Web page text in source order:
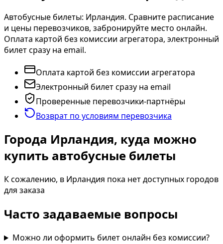
Автобусные билеты: Ирландия. Сравните расписание
и цены перевозчиков, забронируйте место онлайн.
Оплата картой без комиссии агрегатора, электронный
билет сразу на email.
Оплата картой без комиссии агрегатора
Электронный билет сразу на email
Проверенные перевозчики-партнёры
Возврат по условиям перевозчика
Города Ирландия, куда можно
купить автобусные билеты
К сожалению, в Ирландия пока нет доступных городов
для заказа
Часто задаваемые вопросы
Можно ли оформить билет онлайн без комиссии?